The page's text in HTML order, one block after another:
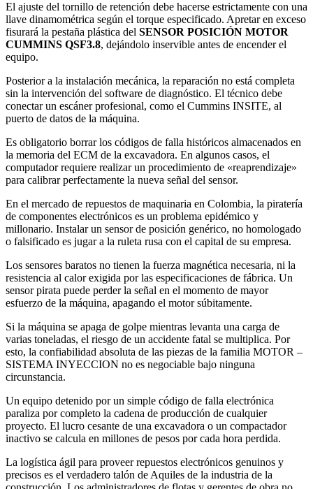
El ajuste del tornillo de retención debe hacerse estrictamente con una
llave dinamométrica según el torque especificado. Apretar en exceso
fisurará la pestaña plástica del SENSOR POSICIÓN MOTOR
CUMMINS QSF3.8, dejándolo inservible antes de encender el
equipo.
Posterior a la instalación mecánica, la reparación no está completa
sin la intervención del software de diagnóstico. El técnico debe
conectar un escáner profesional, como el Cummins INSITE, al
puerto de datos de la máquina.
Es obligatorio borrar los códigos de falla históricos almacenados en
la memoria del ECM de la excavadora. En algunos casos, el
computador requiere realizar un procedimiento de «reaprendizaje»
para calibrar perfectamente la nueva señal del sensor.
En el mercado de repuestos de maquinaria en Colombia, la piratería
de componentes electrónicos es un problema epidémico y
millonario. Instalar un sensor de posición genérico, no homologado
o falsificado es jugar a la ruleta rusa con el capital de su empresa.
Los sensores baratos no tienen la fuerza magnética necesaria, ni la
resistencia al calor exigida por las especificaciones de fábrica. Un
sensor pirata puede perder la señal en el momento de mayor
esfuerzo de la máquina, apagando el motor súbitamente.
Si la máquina se apaga de golpe mientras levanta una carga de
varias toneladas, el riesgo de un accidente fatal se multiplica. Por
esto, la confiabilidad absoluta de las piezas de la familia MOTOR –
SISTEMA INYECCION no es negociable bajo ninguna
circunstancia.
Un equipo detenido por un simple código de falla electrónica
paraliza por completo la cadena de producción de cualquier
proyecto. El lucro cesante de una excavadora o un compactador
inactivo se calcula en millones de pesos por cada hora perdida.
La logística ágil para proveer repuestos electrónicos genuinos y
precisos es el verdadero talón de Aquiles de la industria de la